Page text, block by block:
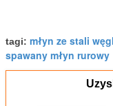
tagi: młyn ze stali
spawany młyn rurowy